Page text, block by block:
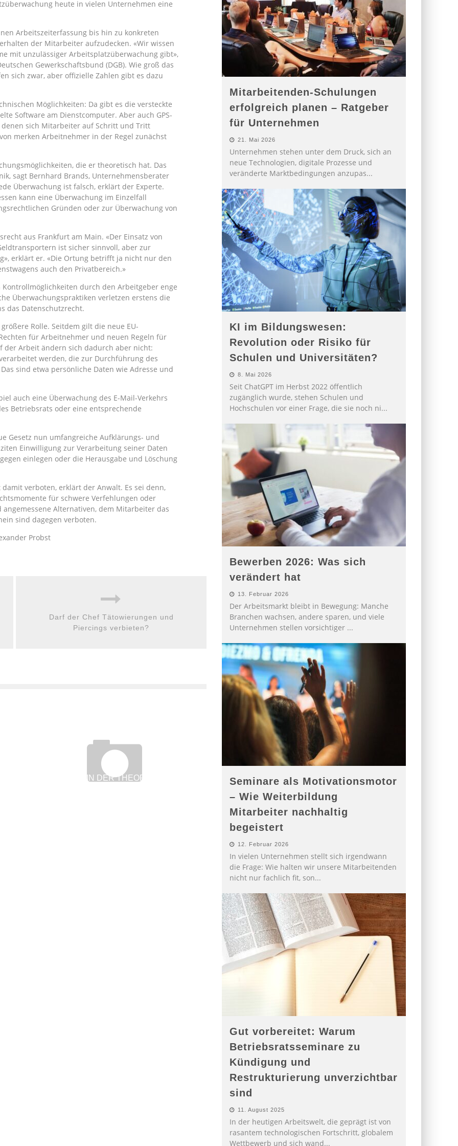
heute in vielen Unternehmen eine
Arbeitszeiterfassung bis hin zu konkreten
der Mitarbeiter aufzudecken. «Wir wissen
mit unzulässiger Arbeitsplatzüberwachung gibt»,
Gewerkschaftsbund (DGB). Wie groß das
sich zwar, aber offizielle Zahlen gibt es dazu
Möglichkeiten: Da gibt es die versteckte
Software am Dienstcomputer. Aber auch GPS-
sich Mitarbeiter auf Schritt und Tritt
merken Arbeitnehmer in der Regel zunächst
die er theoretisch hat. Das
sagt Bernhard Brands, Unternehmensberater
Überwachung ist falsch, erklärt der Experte.
kann eine Überwachung im Einzelfall
Gründen oder zur Überwachung von
aus Frankfurt am Main. «Der Einsatz von
ist sicher sinnvoll, aber zur
erklärt er. «Die Ortung betrifft ja nicht nur den
auch den Privatbereich.»
durch den Arbeitgeber enge
Überwachungspraktiken verletzen erstens die
das Datenschutzrecht.
Rolle. Seitdem gilt die neue EU-
für Arbeitnehmer und neuen Regeln für
der Arbeit ändern sich dadurch aber nicht:
werden, die zur Durchführung des
sind etwa persönliche Daten wie Adresse und
auch eine Überwachung des E-Mail-Verkehrs
Betriebsrats oder eine entsprechende
Gesetz nun umfangreiche Aufklärungs- und
Einwilligung zur Verarbeitung seiner Daten
einlegen oder die Herausgabe und Löschung
verboten, erklärt der Anwalt. Es sei denn,
für schwere Verfehlungen oder
Alternativen, dem Mitarbeiter das
sind dagegen verboten.
Probst
Darf der Chef Tätowierungen und
Piercings verbieten?
JOBSHARING: IN DER THEORIE HIP, IN DER
Mitarbeitenden-Schulungen
erfolgreich planen – Ratgeber
für Unternehmen
21. Mai 2026
Unternehmen stehen unter dem Druck, sich an
neue Technologien, digitale Prozesse und
veränderte Marktbedingungen anzupas...
KI im Bildungswesen:
Revolution oder Risiko für
Schulen und Universitäten?
8. Mai 2026
Seit ChatGPT im Herbst 2022 öffentlich
zugänglich wurde, stehen Schulen und
Hochschulen vor einer Frage, die sie noch ni...
Bewerben 2026: Was sich
verändert hat
13. Februar 2026
Der Arbeitsmarkt bleibt in Bewegung: Manche
Branchen wachsen, andere sparen, und viele
Unternehmen stellen vorsichtiger ...
Seminare als Motivationsmotor
– Wie Weiterbildung
Mitarbeiter nachhaltig
begeistert
12. Februar 2026
In vielen Unternehmen stellt sich irgendwann
die Frage: Wie halten wir unsere Mitarbeitenden
nicht nur fachlich fit, son...
Gut vorbereitet: Warum
Betriebsratsseminare zu
Kündigung und
Restrukturierung unverzichtbar
sind
11. August 2025
In der heutigen Arbeitswelt, die geprägt ist von
rasantem technologischen Fortschritt, globalem
Wettbewerb und sich wand...